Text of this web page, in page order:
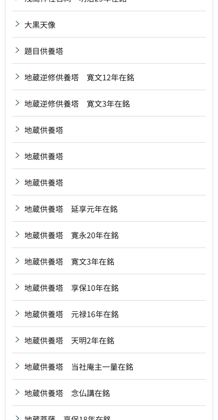
大黒天像
題目供養塔
地蔵逆修供養塔 寛文12年在銘
地蔵逆修供養塔 寛文3年在銘
地蔵供養塔
地蔵供養塔
地蔵供養塔
地蔵供養塔 延享元年在銘
地蔵供養塔 寛永20年在銘
地蔵供養塔 寛文3年在銘
地蔵供養塔 享保10年在銘
地蔵供養塔 元禄16年在銘
地蔵供養塔 天明2年在銘
地蔵供養塔 当社庵主一量在銘
地蔵供養塔 念仏講在銘